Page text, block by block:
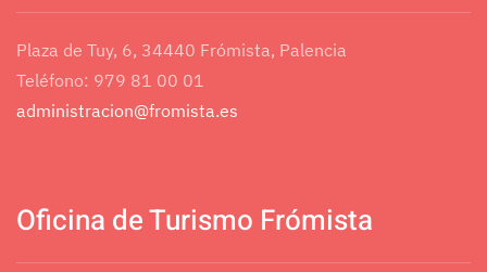
Plaza de Tuy, 6, 34440 Frómista, Palencia
Teléfono: 979 81 00 01
administracion@fromista.es
Oficina de Turismo Frómista